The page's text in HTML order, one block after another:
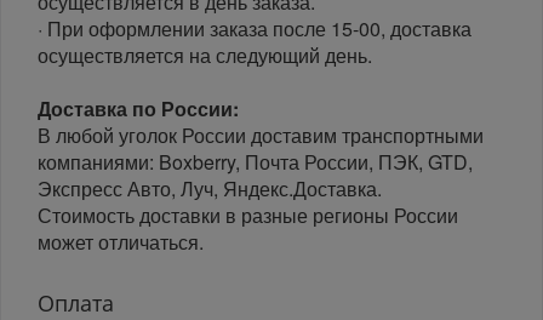
· При оформлении заказа после 15-00, доставка
осуществляется на следующий день.
Доставка по России:
В любой уголок России доставим транспортными
компаниями: Boxberry, Почта России, ПЭК, GTD,
Экспресс Авто, Луч, Яндекс.Доставка.
Стоимость доставки в разные регионы России
может отличаться.
Оплата